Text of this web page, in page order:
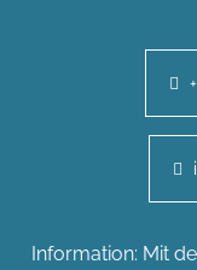
Information: Mit